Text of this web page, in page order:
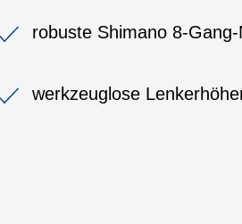
robuste Shimano 8-
werkzeuglose